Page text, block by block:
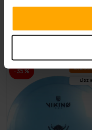
Viking Discs Knife -
9,90 €
-35%
LĪDZ